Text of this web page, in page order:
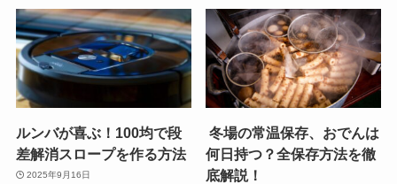
ルンバが喜ぶ！100均で段
差解消スロープを作る方法
2025年9月16日
冬場の常温保存、おでんは
何日持つ？全保存方法を徹
底解説！